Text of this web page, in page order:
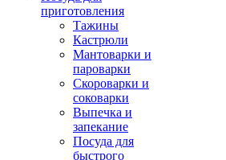
приготовления
Тажины
Кастрюли
Мантоварки и
пароварки
Скороварки и
соковарки
Выпечка и
запекание
Посуда для
быстрого